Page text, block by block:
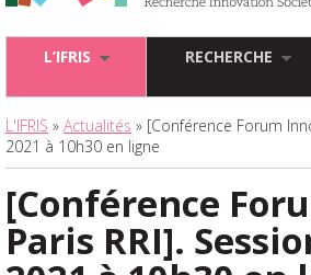
L’IFRIS RECHERCHE
L'IFRIS » Actualités » [Conférence Forum
2021 à 10h30 en ligne
[Conférence
Paris RRI].